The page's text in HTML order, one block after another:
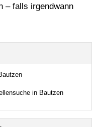
– falls irgendwann
in Bautzen